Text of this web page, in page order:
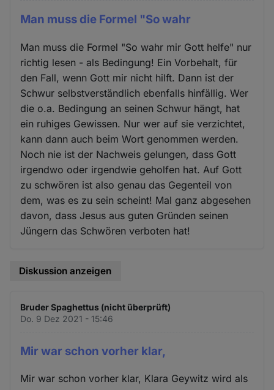
Man muss die Formel "So wahr
Man muss die Formel "So wahr mir Gott helfe" nur
richtig lesen - als Bedingung! Ein Vorbehalt, für
den Fall, wenn Gott mir nicht hilft. Dann ist der
Schwur selbstverständlich ebenfalls hinfällig. Wer
die o.a. Bedingung an seinen Schwur hängt, hat
ein ruhiges Gewissen. Nur wer auf sie verzichtet,
kann dann auch beim Wort genommen werden.
Noch nie ist der Nachweis gelungen, dass Gott
irgendwo oder irgendwie geholfen hat. Auf Gott
zu schwören ist also genau das Gegenteil von
dem, was es zu sein scheint! Mal ganz abgesehen
davon, dass Jesus aus guten Gründen seinen
Jüngern das Schwören verboten hat!
Diskussion anzeigen
Bruder Spaghettus (nicht überprüft)
Do. 9 Dez 2021 - 15:46
Mir war schon vorher klar,
Mir war schon vorher klar, Klara Geywitz wird als